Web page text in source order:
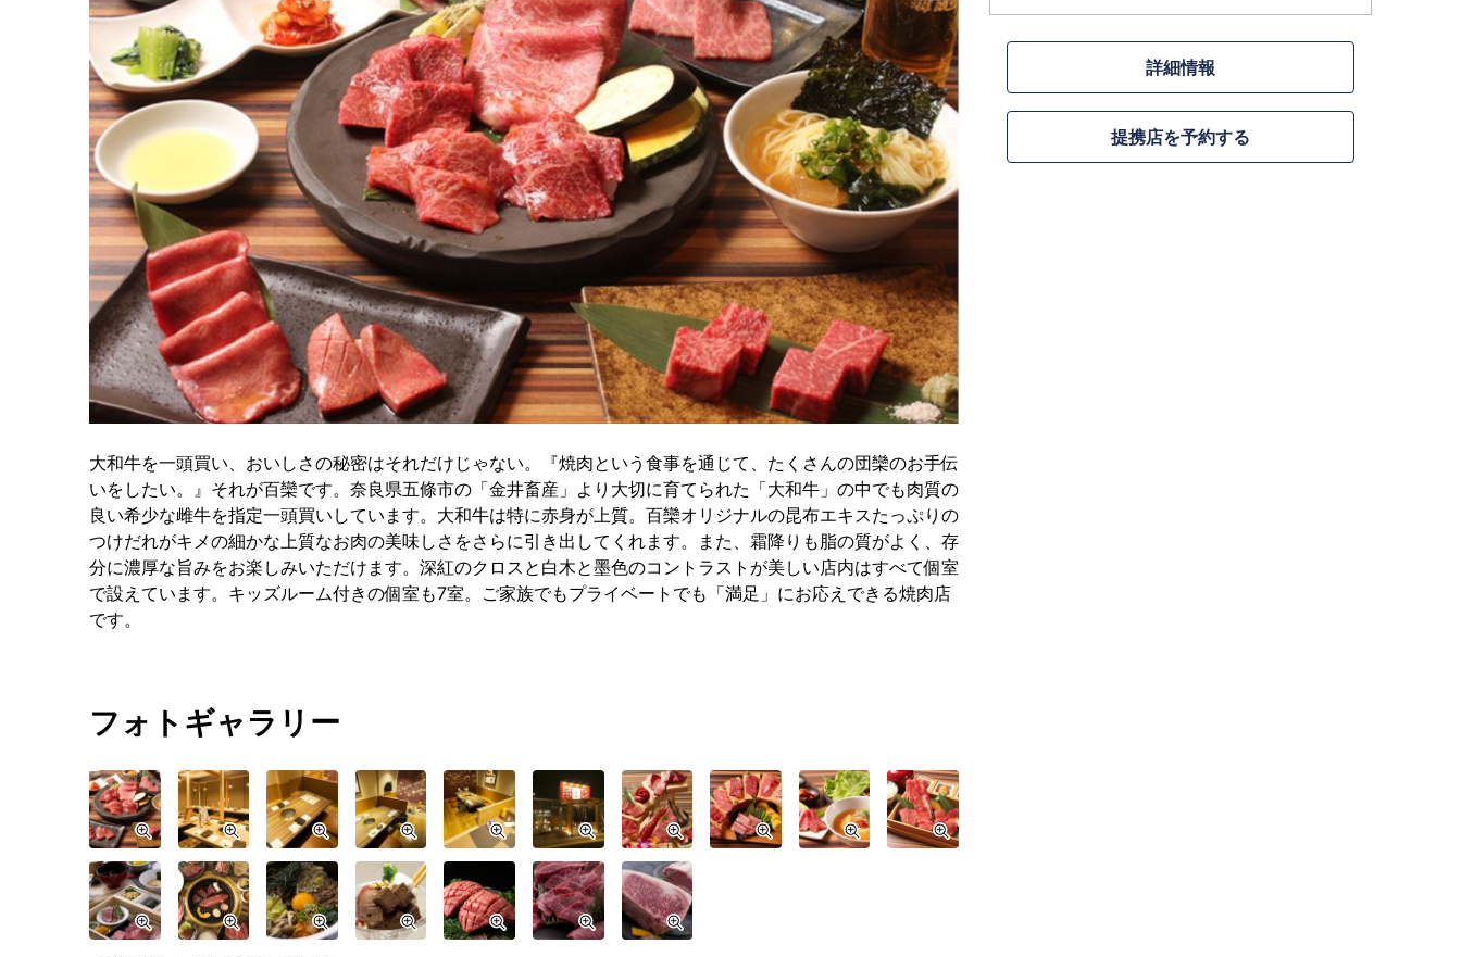
詳細情報
提携店を予約する
大和牛を一頭買い、おいしさの秘密はそれだけじゃない。『焼肉という食事を通じて、たくさんの団欒のお手伝
いをしたい。』それが百欒です。奈良県五條市の「金井畜産」より大切に育てられた「大和牛」の中でも肉質の
良い希少な雌牛を指定一頭買いしています。大和牛は特に赤身が上質。百欒オリジナルの昆布エキスたっぷりの
つけだれがキメの細かな上質なお肉の美味しさをさらに引き出してくれます。また、霜降りも脂の質がよく、存
分に濃厚な旨みをお楽しみいただけます。深紅のクロスと白木と墨色のコントラストが美しい店内はすべて個室
で設えています。キッズルーム付きの個室も7室。ご家族でもプライベートでも「満足」にお応えできる焼肉店
です。
フォトギャラリー